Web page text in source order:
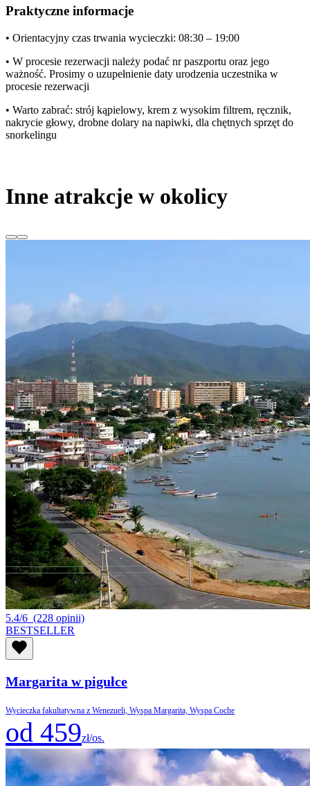
Praktyczne informacje
• Orientacyjny czas trwania wycieczki: 08:30 – 19:00
• W procesie rezerwacji należy podać nr paszportu oraz jego
ważność. Prosimy o uzupełnienie daty urodzenia uczestnika w
procesie rezerwacji
• Warto zabrać: strój kąpielowy, krem z wysokim filtrem, ręcznik,
nakrycie głowy, drobne dolary na napiwki, dla chętnych sprzęt do
snorkelingu
Inne atrakcje w okolicy
5.4/6 (228 opinii)
BESTSELLER
Margarita w pigułce
Wycieczka fakultatywna z Wenezueli, Wyspa Margarita, Wyspa Coche
od 459zł/os.